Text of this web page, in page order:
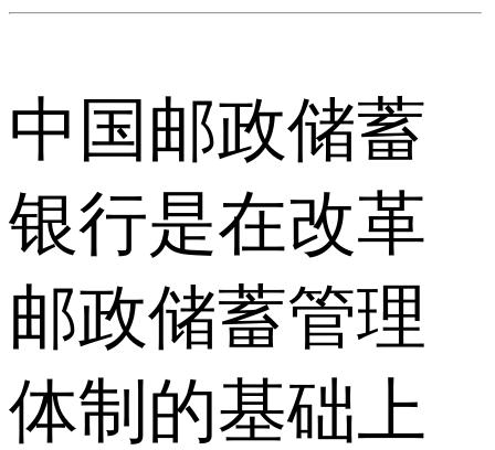
中国邮政储蓄
银行是在改革
邮政储蓄管理
体制的基础上